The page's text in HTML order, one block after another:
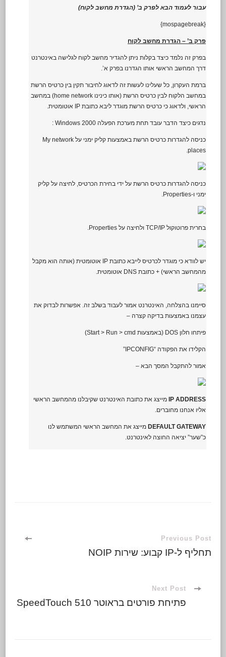
עבור לעמוד הבא לפרק ב’ (הגדרת מחשב לקוח)
{mospagebreak}
פרק ב’ – הגדרת מחשב לקוח
בפרק זה נלמד כיצד בקלות ניתן להגדיר מחשב לקוח לגלישה באינטרנט
דרך המחשב הראשי אותו הגדרנו בפרק א’.
ברמת העקרון, כל שעלינו לעשות זה לדאוג לחיבור תקין בין כרטיס הרשת
במחשב הלקוח לבין כרטיס הרשת (אותו כינינו home network) במחשב
הראשי, ולדאוג כי כרטיס הרשת מוגדר ליבא כתובת IP אוטומטית.
נדגים כיצד הדבר עובד תחת מערכת הפעלה Windows 2000 :
כניסה להגדרות כרטיס הרשת באמצעות קליק ימני על My network
places.
כניסה להגדרות כרטיס הרשת על ידי בחירת הכרטיס, לחיצה על קליק
ימני ו-Properties.
בחרית פרוטוקול TCP/IP ולחיצה על Properties.
יש לוודא כי מוגדר לכרטיס לייבא כתובת IP אוטומטית (אותה הוא מקבל
מהמחשב הראשי) + כתובת DNS אוטומטית.
סיימנו בהצלחה, האינטרנט אמור לעבוד בשלב זה. אפשרות לבדוק את
עצמנו באמצעות בדיקה קצרה –
פיתחו חלון DOS (באמצעות Start > Run > cmd)
הקלידו את הפקודה “IPCONFIG”
אמור להתקבל המסך הבא –
IP ADDRESS מייצג את כתובת האינטרנט שקיבלנו מהמחשב הראשי
אליו אנחנו מחוברים.
DEFAULT GATEWAY מייצג את המחשב הראשי המשתמש לנו
כ”שער” יציאה החוצה לאינטרנט.
Previous Post
תחליף ל-IP קבוע: שירות NOIP
Next Post
פתיחת פורטים בראוטר SpeedTouch 510